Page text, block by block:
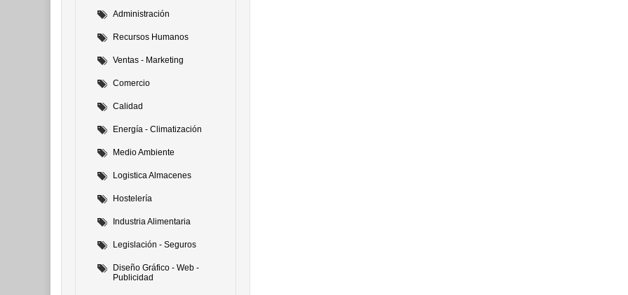
Administración
Recursos Humanos
Ventas - Marketing
Comercio
Calidad
Energía - Climatización
Medio Ambiente
Logistica Almacenes
Hostelería
Industria Alimentaria
Legislación - Seguros
Diseño Gráfico - Web -
Publicidad